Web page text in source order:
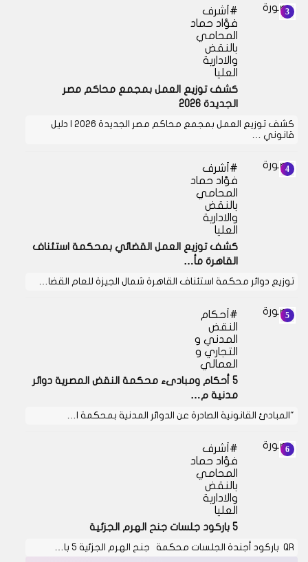
أشرف
فؤاد حماد
المحامي
بالنقض
والادارية
العليا
كشف توزيع العمل بمجمع محاكم مصر
الجديدة 2026
كشف توزيع العمل بمجمع محاكم مصر الجديدة 2026 | دليل
قانوني …
أشرف
فؤاد حماد
المحامي
بالنقض
والادارية
العليا
كشف توزيع العمل القضائي بمحكمة استئناف
القاهرة مأ…
توزيع دوائر محكمة استئناف القاهرة شمال الجيزة للعام القضا…
أحكام
النقض
المدني و
التجاري و
العمالي
5 أحكام ومبادىء محكمة النقض المصرية دوائر
مدنية م…
"المبادئ القانونية الصادرة عن الدوائر المدنية بمحكمة ا…
أشرف
فؤاد حماد
المحامي
بالنقض
والادارية
العليا
5 باركود جلسات جنح الهرم الجزئية
QR باركود أجندة الجلسات محكمة جنح الهرم الجزئية 5 با…